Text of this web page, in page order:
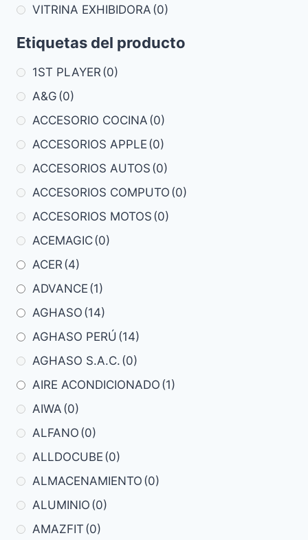
VITRINA EXHIBIDORA (0)
Etiquetas del producto
1ST PLAYER(0)
A&G (0)
ACCESORIO COCINA (0)
ACCESORIOS APPLE (0)
ACCESORIOS AUTOS (0)
ACCESORIOS COMPUTO (0)
ACCESORIOS MOTOS (0)
ACEMAGIC(0)
ACER(4)
ADVANCE (1)
AGHASO (14)
AGHASO PERÚ (14)
AGHASO S.A.C. (0)
AIRE ACONDICIONADO (1)
AIWA (0)
ALFANO (0)
ALLDOCUBE (0)
ALMACENAMIENTO (0)
ALUMINIO (0)
AMAZFIT (0)